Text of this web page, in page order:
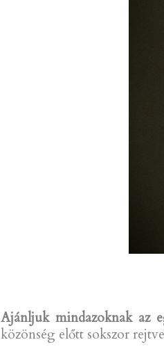
Ajánljuk mindazoknak az
közönség előtt sokszor